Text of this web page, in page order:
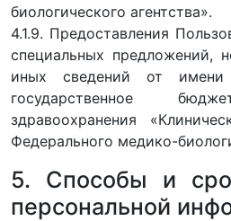
биологического агентства».
4.1.9. Предоставления
специальных предложений,
иных сведений от имени
государственное
здравоохранения
Федерального медико-
5. Способы и
персональной